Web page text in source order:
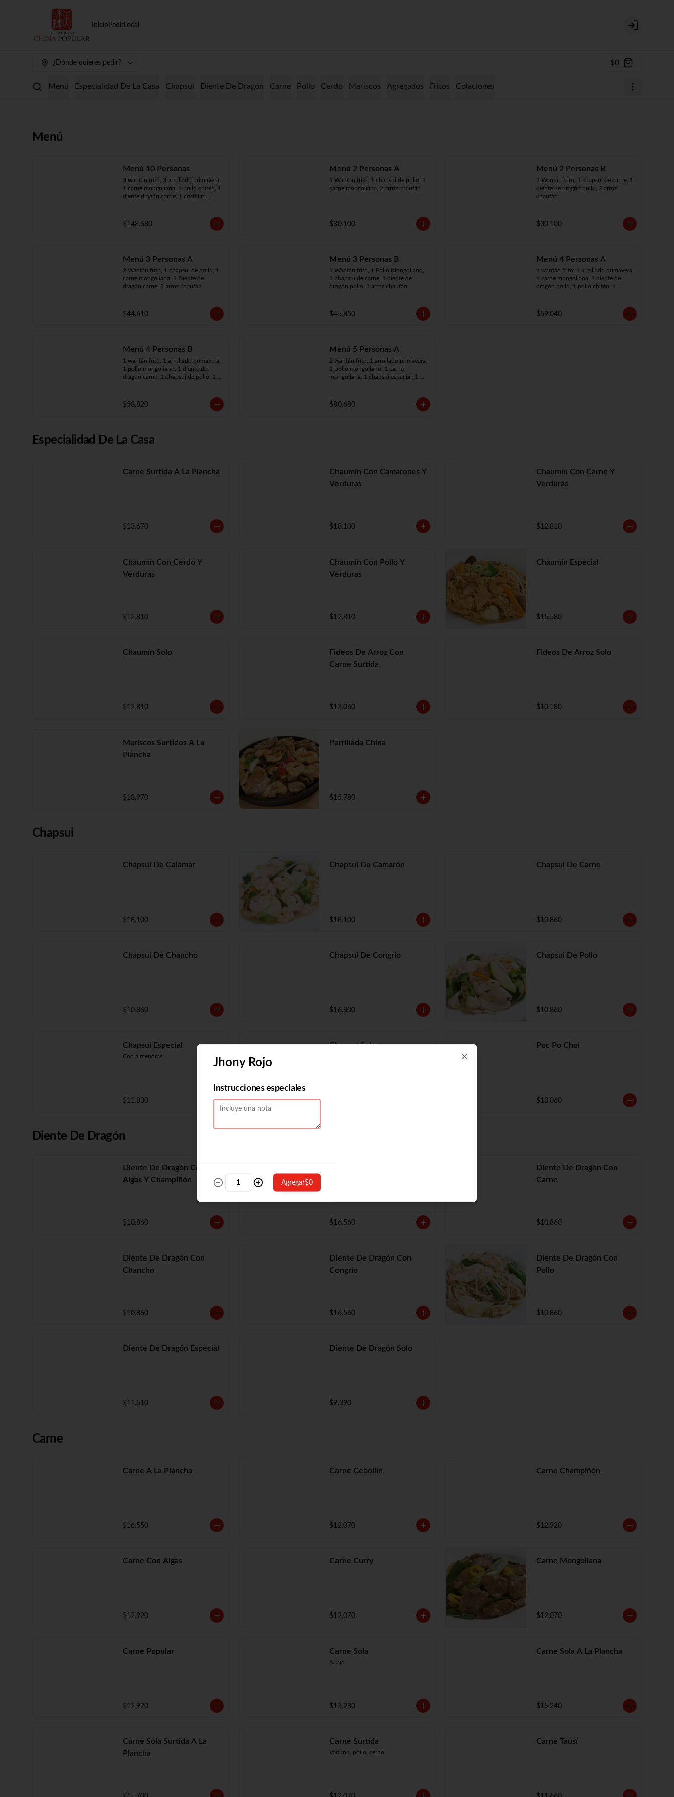
Inicio Pedir Local
Login
¿Dónde quieres pedir? $0
Menú Especialidad De La Casa Chapsui Diente De Dragón Carne Pollo Cerdo Mariscos Agregados Fritos Colaciones
Menú
Menú 10 Personas
3 wantán frito, 3 arrollado primavera,
1 carne mongoliana, 1 pollo chitén, 1
diente dragón carne, 1 costillar
mongoliano, 1 mariscos surtidos, 10
arroz chaufán
$148.680
Menú 2 Personas A
1 Wantán frito, 1 chapsui de pollo, 1
carne mongoliana, 2 arroz chaufán
$30.100
Menú 2 Personas B
1 Wantán frito, 1 chapsui de carne, 1
diente de dragón pollo, 2 arroz
chaufán
$30.100
Menú 3 Personas A
2 Wantán frito, 1 chapsui de pollo, 1
carne mongoliana, 1 Diente de
dragón carne, 3 arroz chaufán
$44.610
Menú 3 Personas B
1 Wantán frito, 1 Pollo Mongoliano,
1 chapsui de carne, 1 diente de
dragón pollo, 3 arroz chaufán
$45.850
Menú 4 Personas A
1 wantán frito, 1 arrollado primavera,
1 carne mongoliana, 1 diente de
dragón pollo, 1 pollo chitén, 1
$59.040
Menú 4 Personas B
1 wantán frito, 1 arrollado primavera,
1 pollo mongoliano, 1 diente de
dragón carne, 1 chapsui de pollo, 1
$58.820
Menú 5 Personas A
2 wantán frito, 1 arrollado primavera,
1 pollo mongoliano, 1 carne
mongoliana, 1 chapsui especial, 1
$80.680
Especialidad De La Casa
Carne Surtida A La Plancha
$13.670
Chaumín Con Camarones Y
Verduras
$18.100
Chaumín Con Carne Y
Verduras
$12.810
Chaumín Con Cerdo Y
Verduras
$12.810
Chaumín Con Pollo Y
Verduras
$12.810
Chaumín Especial
$15.580
Chaumín Solo
$12.810
Fideos De Arroz Con
Carne Surtida
$13.060
Fideos De Arroz Solo
$10.180
Mariscos Surtidos A La
Plancha
$18.970
Parrillada China
$15.780
Chapsui
Chapsui De Calamar
$18.100
Chapsui De Camarón
$18.100
Chapsui De Carne
$10.860
Chapsui De Chancho
$10.860
Chapsui De Congrio
$16.800
Chapsui De Pollo
$10.860
Chapsui Especial
Con almendras
$11.830
Chapsui Solo Poc Po Choi
$13.060
Diente De Dragón
Diente De Dragón Con
Algas Y Champiñón
$10.860 $16.560
Diente De Dragón Con
Carne
$10.860
Diente De Dragón Con
Chancho
$10.860
Diente De Dragón Con
Congrio
$16.560
Diente De Dragón Con
Pollo
$10.860
Diente De Dragón Especial
$11.510
Diente De Dragón Solo
$9.390
Carne
Carne A La Plancha
$16.550
Carne Cebollín
$12.070
Carne Champiñón
$12.920
Carne Con Algas
$12.920
Carne Curry
$12.070
Carne Mongoliana
$12.070
Carne Popular
$12.920
Carne Sola
Al ajo
$13.280
Carne Sola A La Plancha
$15.240
Carne Sola Surtida A La
Plancha
Carne Surtida
Vacuno, pollo, cerdo
Carne Tausí
Jhony Rojo
Instrucciones especiales
Agregar$0